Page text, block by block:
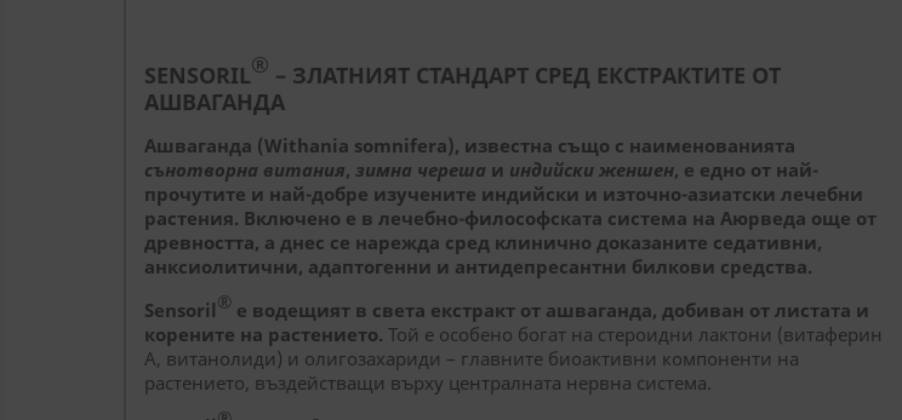
SENSORIL® – ЗЛАТНИЯТ СТАНДАРТ СРЕД ЕКСТРАКТИТЕ ОТ
АШВАГАНДА
Ашваганда (Withania somnifera), известна също с наименованията
сънотворна витания, зимна череша и индийски женшен, е едно от най-
прочутите и най-добре изучените индийски и източно-азиатски лечебни
растения. Включено е в лечебно-философската система на Аюрведа още от
древността, а днес се нарежда сред клинично доказаните седативни,
анксиолитични, адаптогенни и антидепресантни билкови средства.
Sensoril® е водещият в света екстракт от ашваганда, добиван от листата и
корените на растението. Той е особено богат на стероидни лактони (витаферин
А, витанолиди) и олигозахариди – главните биоактивни компоненти на
растението, въздействащи върху централната нервна система.